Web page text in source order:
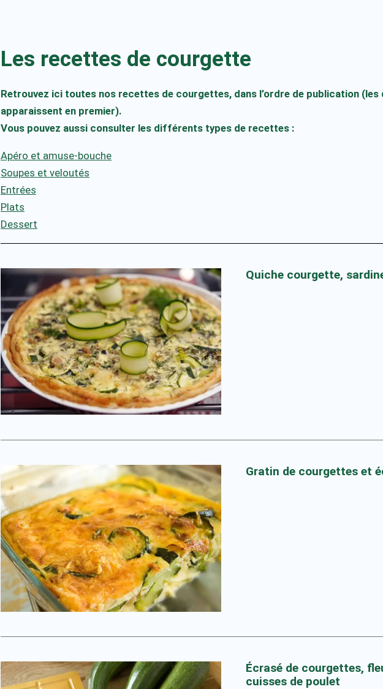
Les recettes de courgette
Retrouvez ici toutes nos recettes de courgettes, dans l’ordre de publication (les
apparaissent en premier).
Vous pouvez aussi consulter les différents types de recettes :
Apéro et amuse-bouche
Soupes et veloutés
Entrées
Plats
Dessert
Quiche courgette,
Gratin de courgettes et
Écrasé de courgettes,
cuisses de poulet